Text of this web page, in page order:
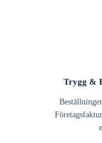
Trygg &